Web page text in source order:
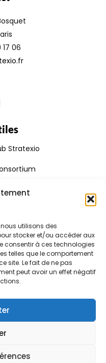
nous utilisons des
stocker et/ou accéder aux
consentir à ces technologies
telles que le comportement
site. Le fait de ne pas
peut avoir un effet négatif
17 06
Stratexio
Stratexio
Qualiopi
© 2025